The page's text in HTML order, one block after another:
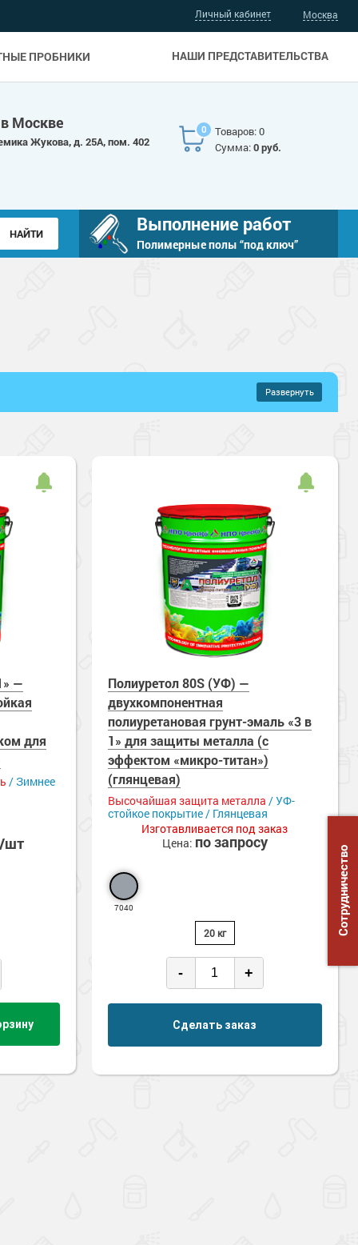
Личный кабинет
НАШИ ПРЕДСТАВИТЕЛЬСТВА
ПРОБНИКИ
Москва
Москве
Жукова, д. 25А, пом. 402
0
Товаров: 0
Сумма:0 руб.
Выполнение работ
Полимерные полы “под ключ”
Развернуть
составы
Полуглянцевый
Водостойкие
прочность
Зимнее нанесение
—
для
/ Зимнее
шт
Полиуретол 80S (УФ) —
двухкомпонентная
полиуретановая грунт-эмаль «3 в
1» для защиты металла (с
эффектом «микро-титан»)
(глянцевая)
Высочайшая защита металла / УФ-
стойкое покрытие / Глянцевая
Изготавливается под заказ
Цена: по запросу
7040
20 кг
- +
Сделать заказ
Сотрудничество